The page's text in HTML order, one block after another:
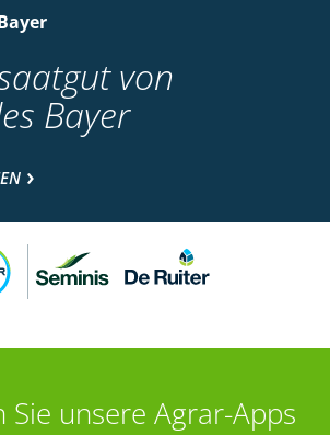
von
Bayer
Sie unsere Agrar-Apps